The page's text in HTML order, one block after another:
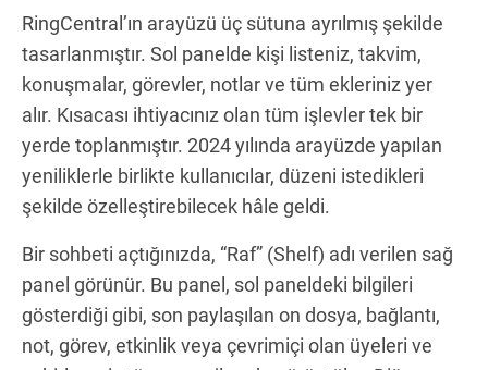
RingCentral’ın arayüzü üç sütuna ayrılmış şekilde
tasarlanmıştır. Sol panelde kişi listeniz, takvim,
konuşmalar, görevler, notlar ve tüm ekleriniz yer
alır. Kısacası ihtiyacınız olan tüm işlevler tek bir
yerde toplanmıştır. 2024 yılında arayüzde yapılan
yeniliklerle birlikte kullanıcılar, düzeni istedikleri
şekilde özelleştirebilecek hâle geldi.
Bir sohbeti açtığınızda, “Raf” (Shelf) adı verilen sağ
panel görünür. Bu panel, sol paneldeki bilgileri
gösterdiği gibi, son paylaşılan on dosya, bağlantı,
not, görev, etkinlik veya çevrimiçi olan üyeleri ve